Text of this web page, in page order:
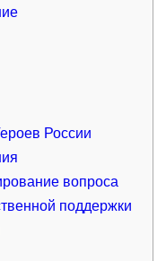
России
вопроса
поддержки